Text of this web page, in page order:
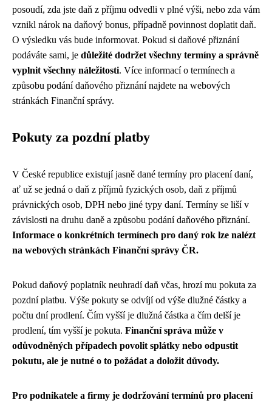
posoudí, zda jste daň z příjmu odvedli v plné výši, nebo zda vám
vznikl nárok na daňový bonus, případně povinnost doplatit daň.
O výsledku vás bude informovat. Pokud si daňové přiznání
podáváte sami, je důležité dodržet všechny termíny a správně
vyplnit všechny náležitosti. Více informací o termínech a
způsobu podání daňového přiznání najdete na webových
stránkách Finanční správy.
Pokuty za pozdní platby
V České republice existují jasně dané termíny pro placení daní,
ať už se jedná o daň z příjmů fyzických osob, daň z příjmů
právnických osob, DPH nebo jiné typy daní. Termíny se liší v
závislosti na druhu daně a způsobu podání daňového přiznání.
Informace o konkrétních termínech pro daný rok lze nalézt
na webových stránkách Finanční správy ČR.
Pokud daňový poplatník neuhradí daň včas, hrozí mu pokuta za
pozdní platbu. Výše pokuty se odvíjí od výše dlužné částky a
počtu dní prodlení. Čím vyšší je dlužná částka a čím delší je
prodlení, tím vyšší je pokuta. Finanční správa může v
odůvodněných případech povolit splátky nebo odpustit
pokutu, ale je nutné o to požádat a doložit důvody.
Pro podnikatele a firmy je dodržování termínů pro placení